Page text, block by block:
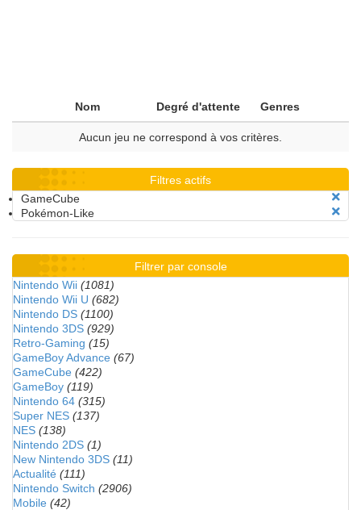
Nom Degré d'attente Genres
Aucun jeu ne correspond à vos critères.
Filtres actifs
GameCube
Pokémon-Like
Filtrer par console
Nintendo Wii (1081)
Nintendo Wii U (682)
Nintendo DS (1100)
Nintendo 3DS (929)
Retro-Gaming (15)
GameBoy Advance (67)
GameCube (422)
GameBoy (119)
Nintendo 64 (315)
Super NES (137)
NES (138)
Nintendo 2DS (1)
New Nintendo 3DS (11)
Actualité (111)
Nintendo Switch (2906)
Mobile (42)